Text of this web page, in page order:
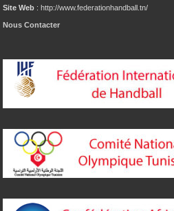
Site Web : http://www.federationhandball.tn/
Nous Contacter